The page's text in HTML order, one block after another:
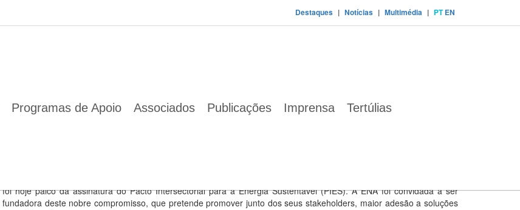
Destaques | Notícias | Multimédia | PT EN
Programas de Apoio Associados Publicações Imprensa Tertúlias
foi hoje palco da assinatura do Pacto Intersectorial para a Energia Sustentável (PIES). A ENA foi convidada a ser
fundadora deste nobre compromisso, que pretende promover junto dos seus stakeholders, maior adesão a soluções